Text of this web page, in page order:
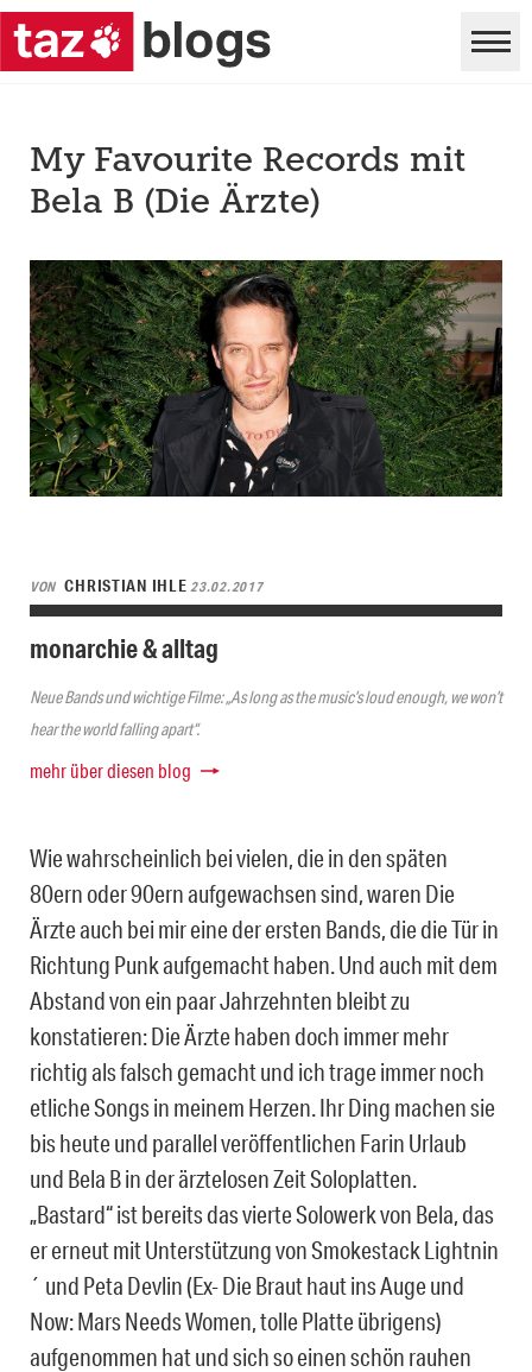
My Favourite Records mit
Bela B (Die Ärzte)
VON CHRISTIAN IHLE23.02.2017
monarchie & alltag
Neue Bands und wichtige Filme: „As long as the music’s loud enough, we won’t
hear the world falling apart“.
mehr über diesen blog
Wie wahrscheinlich bei vielen, die in den späten
80ern oder 90ern aufgewachsen sind, waren Die
Ärzte auch bei mir eine der ersten Bands, die die Tür in
Richtung Punk aufgemacht haben. Und auch mit dem
Abstand von ein paar Jahrzehnten bleibt zu
konstatieren: Die Ärzte haben doch immer mehr
richtig als falsch gemacht und ich trage immer noch
etliche Songs in meinem Herzen. Ihr Ding machen sie
bis heute und parallel veröffentlichen Farin Urlaub
und Bela B in der ärztelosen Zeit Soloplatten.
„Bastard“ ist bereits das vierte Solowerk von Bela, das
er erneut mit Unterstützung von Smokestack Lightnin
´ und Peta Devlin (Ex- Die Braut haut ins Auge und
Now: Mars Needs Women, tolle Platte übrigens)
aufgenommen hat und sich so einen schön rauhen